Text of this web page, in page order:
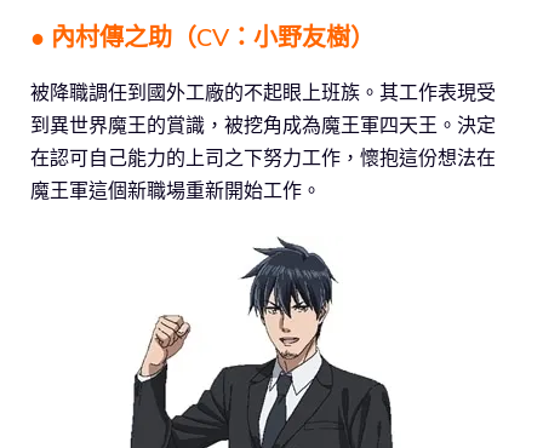
● 內村傳之助（CV：小野友樹）
被降職調任到國外工廠的不起眼上班族。其工作表現受
到異世界魔王的賞識，被挖角成為魔王軍四天王。決定
在認可自己能力的上司之下努力工作，懷抱這份想法在
魔王軍這個新職場重新開始工作。